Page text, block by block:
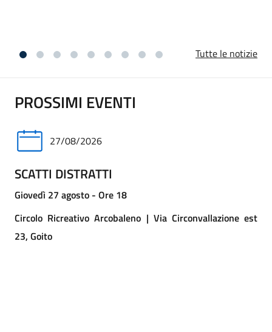
Tutte le notizie
PROSSIMI EVENTI
27/08/2026
SCATTI DISTRATTI
Giovedì 27 agosto - Ore 18
Circolo Ricreativo Arcobaleno | Via Circonvallazione est
23, Goito